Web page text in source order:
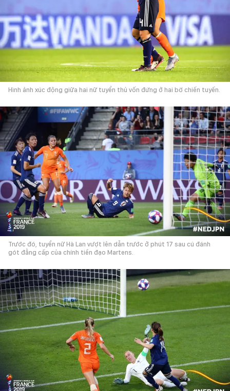
Hình ảnh xúc động giữa hai nữ tuyển thủ vốn đứng ở hai bờ chiến tuyến.
Trước đó, tuyển nữ Hà Lan vượt lên dẫn trước ở phút 17 sau cú đánh
gót đẳng cấp của chính tiền đạo Martens.